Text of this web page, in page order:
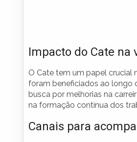
Impacto do Cate na
O Cate tem um papel crucial
foram beneficiados ao longo
busca por melhorias na
na formação contínua dos
Canais para